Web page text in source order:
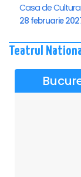
28 februarie
Teatrul